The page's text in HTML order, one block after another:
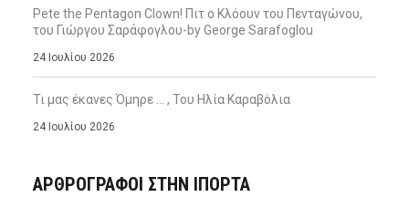
Pete the Pentagon Clown! Πιτ ο Κλόουν του Πενταγώνου,
του Γιώργου Σαράφογλου-by George Sarafoglou
24 Ιουλίου 2026
Τι μας έκανες Όμηρε … , Του Ηλία Καραβόλια
24 Ιουλίου 2026
ΑΡΘΡΟΓΡΑΦΟΙ ΣΤΗΝ IΠΟΡΤΑ